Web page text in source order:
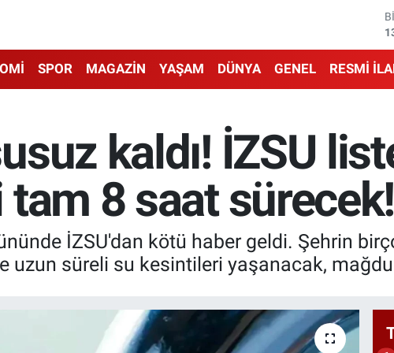
SPOR MAGAZİN YAŞAM DÜNYA GENEL RESMİ
kaldı! İZSU
8 saat sürecek!
İZSU'dan kötü haber geldi. Şehrin
uzun süreli su kesintileri yaşanacak,